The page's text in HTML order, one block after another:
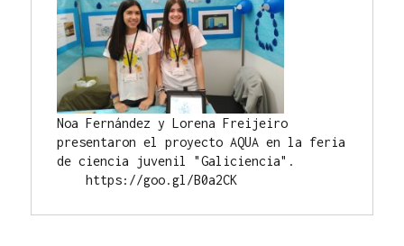
Noa Fernández y Lorena Freijeiro
presentaron el proyecto AQUA en la feria
de ciencia juvenil "Galiciencia".
    https://goo.gl/B0a2CK